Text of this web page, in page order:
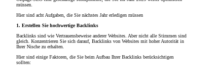
müssen.
Hier sind acht Aufgaben, die Sie nächstes Jahr erledigen müssen
1. Erstellen Sie hochwertige Backlinks
Backlinks sind wie Vertrauensbeweise anderer Websites. Aber nicht alle Stimmen sind
gleich. Konzentrieren Sie sich darauf, Backlinks von Websites mit hoher Autorität in
Ihrer Nische zu erhalten.
Hier sind einige Faktoren, die Sie beim Aufbau Ihrer Backlinks berücksichtigen
sollten: